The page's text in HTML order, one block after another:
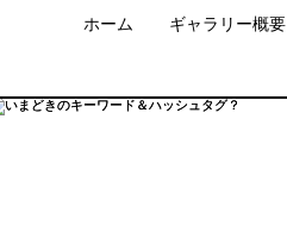
ホーム ギャラリー概要